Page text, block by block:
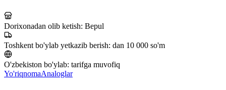
Dorixonadan olib ketish: Bepul
Toshkent bo'ylab yetkazib berish: dan 10 000 so'm
O'zbekiston bo'ylab: tarifga muvofiq
Yo'riqnomaAnaloglar